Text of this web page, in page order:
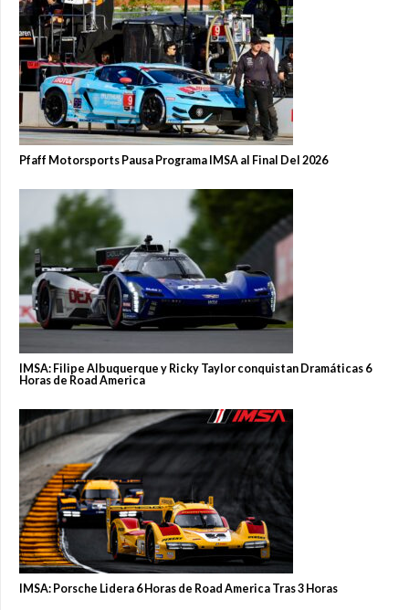
Pfaff Motorsports Pausa Programa IMSA al Final Del 2026
IMSA: Filipe Albuquerque y Ricky Taylor conquistan Dramáticas 6
Horas de Road America
IMSA: Porsche Lidera 6 Horas de Road America Tras 3 Horas